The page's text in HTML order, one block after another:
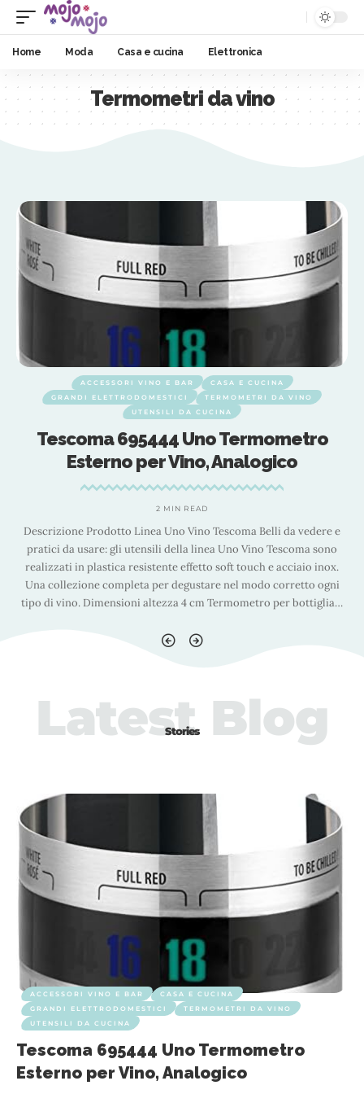
Home Moda Casa e cucina Elettronica
Termometri da vino
ACCESSORI VINO E BAR
CASA E CUCINA
GRANDI ELETTRODOMESTICI
TERMOMETRI DA VINO
UTENSILI DA CUCINA
Tescoma 695444 Uno Termometro
Esterno per Vino, Analogico
2 MIN READ
Descrizione Prodotto Linea Uno Vino Tescoma Belli da vedere e
pratici da usare: gli utensili della linea Uno Vino Tescoma sono
realizzati in plastica resistente effetto soft touch e acciaio inox.
Una collezione completa per degustare nel modo corretto ogni
tipo di vino. Dimensioni altezza 4 cm Termometro per bottiglia…
Stories
Latest Blog
ACCESSORI VINO E BAR
CASA E CUCINA
GRANDI ELETTRODOMESTICI
TERMOMETRI DA VINO
UTENSILI DA CUCINA
Tescoma 695444 Uno Termometro
Esterno per Vino, Analogico